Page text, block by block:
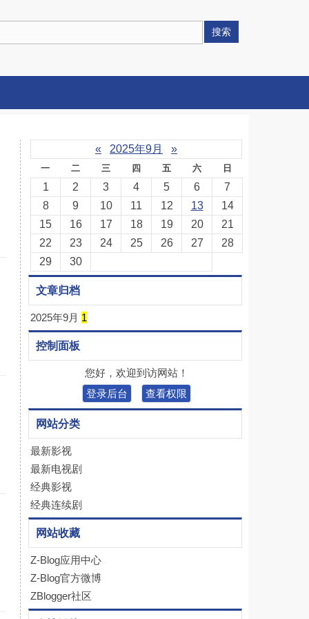
搜索
« 2025年9月 »
一 二 三 四 五 六 日
1 2 3 4 5 6
7
8
9 10 11 12 13
14
15
16 17 18 19 20
21
22
23 24 25 26 27
28
29
30
文章归档
2025年9月 1
控制面板
您好，欢迎到访网站！
登录后台
查看权限
网站分类
最新影视
最新电视剧
经典影视
经典连续剧
网站收藏
Z-Blog应用中心
Z-Blog官方微博
ZBlogger社区